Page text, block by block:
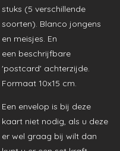
stuks (5 verschillende
soorten). Blanco jongens
en meisjes. En
een beschrijfbare
'postcard' achterzijde.
Formaat 10x15 cm.
Een envelop is bij deze
kaart niet nodig, als u deze
er wel graag bij wilt dan